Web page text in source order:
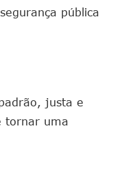
pública
justa e
tornar uma